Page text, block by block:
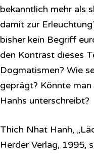
bekanntlich mehr als
damit zur
bisher kein Begriff
den Kontrast dieses
Dogmatismen? Wie
geprägt? Könnte
Hanhs unterschreibt?
Thich Nhat Hanh,
Herder Verlag, 1995,